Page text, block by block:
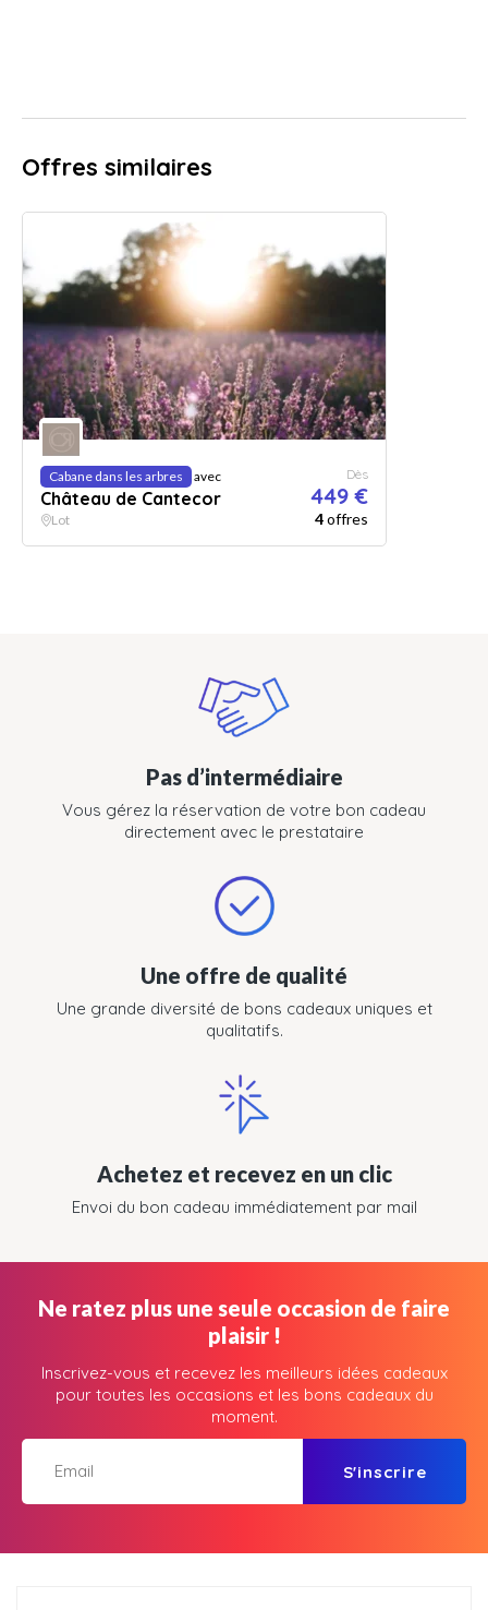
Offres similaires
Cabane dans les arbres avec
Château de Cantecor
Dès
449 €
Lot 4offres
Pas d’intermédiaire
Vous gérez la réservation de votre bon cadeau
directement avec le prestataire
Une offre de qualité
Une grande diversité de bons cadeaux uniques et
qualitatifs.
Achetez et recevez en un clic
Envoi du bon cadeau immédiatement par mail
Ne ratez plus une seule occasion de faire
plaisir !
Inscrivez-vous et recevez les meilleurs idées cadeaux
pour toutes les occasions et les bons cadeaux du
moment.
S'inscrire